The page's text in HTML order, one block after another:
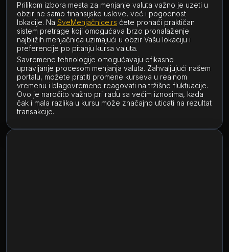
Prilikom izbora mesta za menjanje valuta važno je uzeti u
obzir ne samo finansijske uslove, već i pogodnost
lokacije. Na SveMenjačnice.rs ćete pronaći praktičan
sistem pretrage koji omogućava brzo pronalaženje
najbližih menjačnica uzimajući u obzir Vašu lokaciju i
preferencije po pitanju kursa valuta.
Savremene tehnologije omogućavaju efikasno
upravljanje procesom menjanja valuta. Zahvaljujući našem
portalu, možete pratiti promene kurseva u realnom
vremenu i blagovremeno reagovati na tržišne fluktuacije.
Ovo je naročito važno pri radu sa većim iznosima, kada
čak i mala razlika u kursu može značajno uticati na rezultat
transakcije.